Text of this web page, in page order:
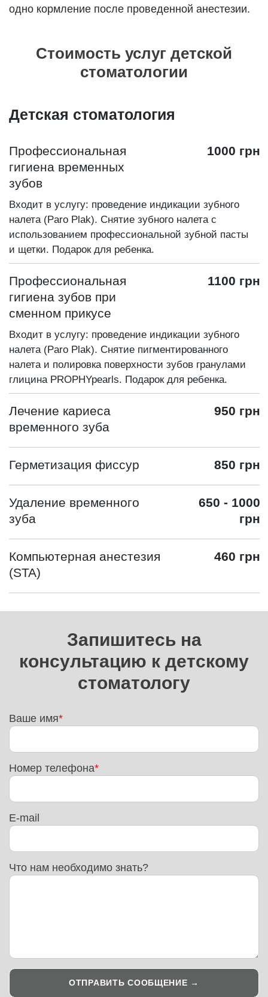
одно кормление после проведенной анестезии.
Стоимость услуг детской
стоматологии
Детская стоматология
Профессиональная
гигиена временных
зубов
1000 грн
Входит в услугу: проведение индикации зубного
налета (Paro Plak). Снятие зубного налета с
использованием профессиональной зубной пасты
и щетки. Подарок для ребенка.
Профессиональная
гигиена зубов при
сменном прикусе
1100 грн
Входит в услугу: проведение индикации зубного
налета (Paro Plak). Снятие пигментированного
налета и полировка поверхности зубов гранулами
глицина PROPHYpearls. Подарок для ребенка.
Лечение кариеса
временного зуба
950 грн
Герметизация фиссур 850 грн
Удаление временного
зуба
650 - 1000
грн
Компьютерная анестезия
(STA)
460 грн
Запишитесь на
консультацию к детскому
стоматологу
Ваше имя
Номер телефона
E-mail
Что нам необходимо знать?